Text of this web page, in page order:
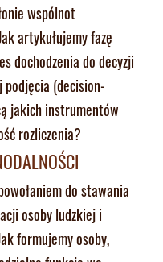
wspólnot
artykułujemy fazę
dochodzenia do decyzji
(decision-
jakich instrumentów
rozliczenia?
do stawania
osoby ludzkiej i
formujemy osoby,